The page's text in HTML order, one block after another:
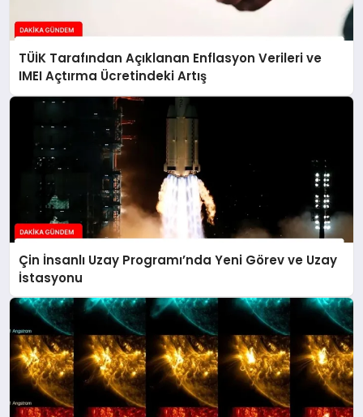
TÜİK Tarafından Açıklanan Enflasyon Verileri ve
IMEI Açtırma Ücretindeki Artış
Çin İnsanlı Uzay Programı’nda Yeni Görev ve Uzay
İstasyonu